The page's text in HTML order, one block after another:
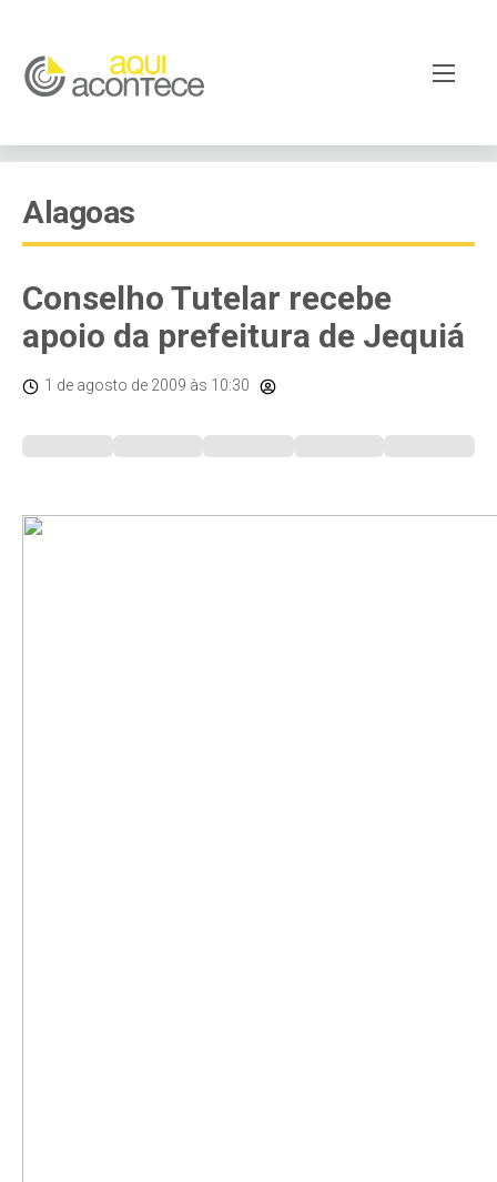
Alagoas
Conselho Tutelar recebe
apoio da prefeitura de Jequiá
1 de agosto de 2009 às 10:30